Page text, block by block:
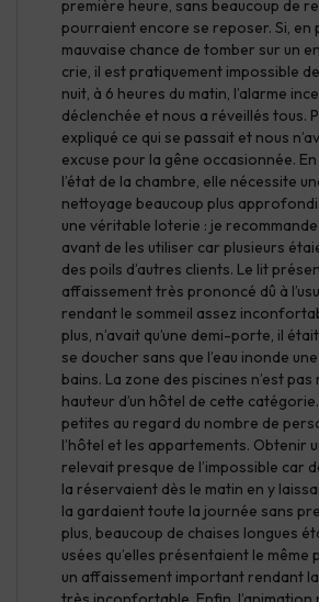
première heure, sans beaucoup de
pourraient encore se reposer. Si, en
mauvaise chance de tomber sur un
crie, il est pratiquement impossible
nuit, à 6 heures du matin, l’alarme
déclenchée et nous a réveillés tous.
expliqué ce qui se passait et nous
excuse pour la gêne occasionnée.
l’état de la chambre, elle nécessite
nettoyage beaucoup plus
une véritable loterie : je
avant de les utiliser car plusieurs
des poils d’autres clients. Le lit
affaissement très prononcé dû à
rendant le sommeil assez
plus, n’avait qu’une demi-porte, il
se doucher sans que l’eau inonde
bains. La zone des piscines n’est pas
hauteur d’un hôtel de cette
petites au regard du nombre de
l’hôtel et les appartements. Obtenir
relevait presque de l’impossible car
la réservaient dès le matin en y
la gardaient toute la journée sans
plus, beaucoup de chaises longues
usées qu’elles présentaient le même
un affaissement important rendant